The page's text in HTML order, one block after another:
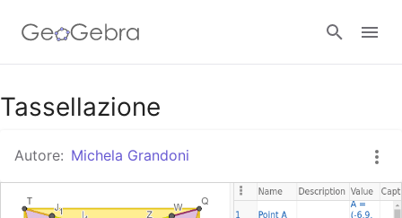
Google Classroom
GeoGebra Classroom
Tassellazione
Autore: Michela Grandoni